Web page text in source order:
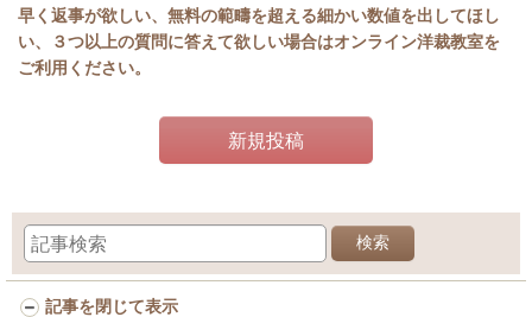
早く返事が欲しい、無料の範疇を超える細かい数値を出してほし
い、３つ以上の質問に答えて欲しい場合はオンライン洋裁教室を
ご利用ください。
新規投稿
検索
記事を閉じて表示